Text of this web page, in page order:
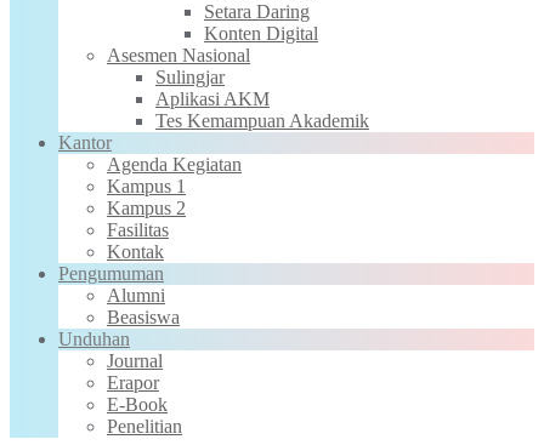
Setara Daring
Konten Digital
Asesmen Nasional
Sulingjar
Aplikasi AKM
Tes Kemampuan Akademik
Kantor
Agenda Kegiatan
Kampus 1
Kampus 2
Fasilitas
Kontak
Pengumuman
Alumni
Beasiswa
Unduhan
Journal
Erapor
E-Book
Penelitian